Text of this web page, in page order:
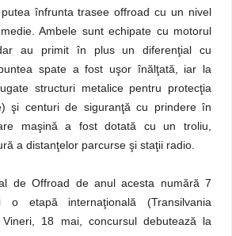
înfrunta trasee offroad cu un nivel
Ambele sunt echipate cu motorul
au primit în plus un diferenţial cu
spate a fost uşor înălţată, iar la
structuri metalice pentru protecţia
şi centuri de siguranţă cu prindere în
maşină a fost dotată cu un troliu,
a distanţelor parcurse şi staţii radio.
de Offroad de anul acesta numără 7
etapă internaţională (Transilvania
Vineri, 18 mai, concursul debutează la